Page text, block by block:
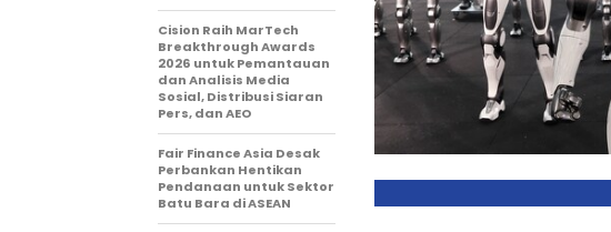
Cision Raih MarTech
Breakthrough Awards
2026 untuk Pemantauan
dan Analisis Media
Sosial, Distribusi Siaran
Pers, dan AEO
Fair Finance Asia Desak
Perbankan Hentikan
Pendanaan untuk Sektor
Batu Bara di ASEAN